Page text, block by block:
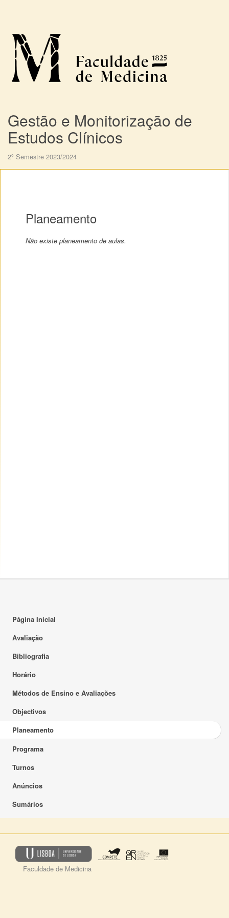
Gestão e Monitorização de
Estudos Clínicos
2º Semestre 2023/2024
Planeamento
Não existe planeamento de aulas.
Página Inicial
Avaliação
Bibliografia
Horário
Métodos de Ensino e Avaliações
Objectivos
Planeamento
Programa
Turnos
Anúncios
Sumários
Faculdade de Medicina